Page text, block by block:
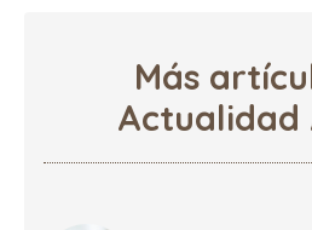
Más
Actualidad